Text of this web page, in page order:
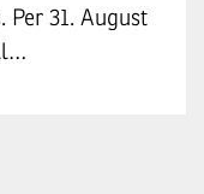
Per 31. August